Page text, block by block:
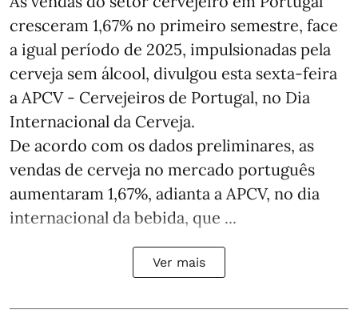
cresceram 1,67% no primeiro semestre, face
a igual período de 2025, impulsionadas pela
cerveja sem álcool, divulgou esta sexta-feira
a APCV - Cervejeiros de Portugal, no Dia
Internacional da Cerveja.
De acordo com os dados preliminares, as
vendas de cerveja no mercado português
aumentaram 1,67%, adianta a APCV, no dia
internacional da bebida, que ...
Ver mais